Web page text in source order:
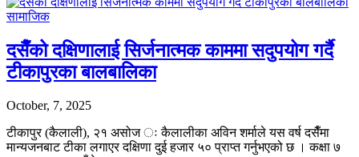
सामाजिक
दसैँको दक्षिणालाई सिर्जनात्मक काममा सदुपयोग गर्दै
टीकापुरका बालबालिका
October, 7, 2025
टीकापुर (कैलाली), २१ असोज ः कैलालीका अविन शर्माले यस वर्ष दसैँमा
मान्यजनबाट टीका लगाएर दक्षिणा दुई हजार ५० प्राप्त गर्नुभएको छ । कक्षा ७